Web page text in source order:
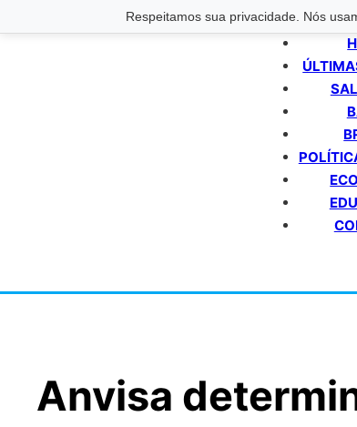
Respeitamos sua privacidade. Nós
Anvisa